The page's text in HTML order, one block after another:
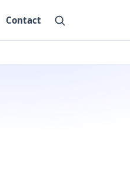
Contact